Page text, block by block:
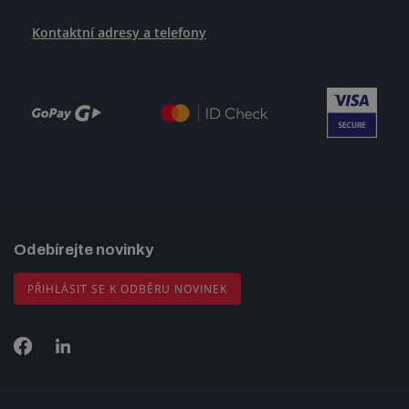
Kontaktní adresy a telefony
Odebírejte novinky
PŘIHLÁSIT SE K ODBĚRU NOVINEK